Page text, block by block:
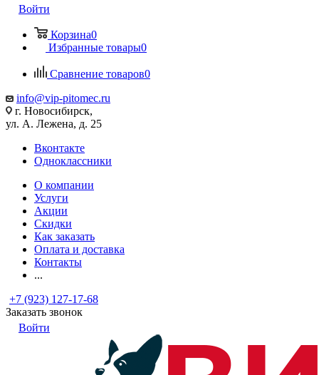
Войти
Корзина0
Избранные товары0
Сравнение товаров0
info@vip-pitomec.ru
г. Новосибирск,
ул. А. Лежена, д. 25
Вконтакте
Одноклассники
О компании
Услуги
Акции
Скидки
Как заказать
Оплата и доставка
Контакты
...
+7 (923) 127-17-68
Заказать звонок
Войти